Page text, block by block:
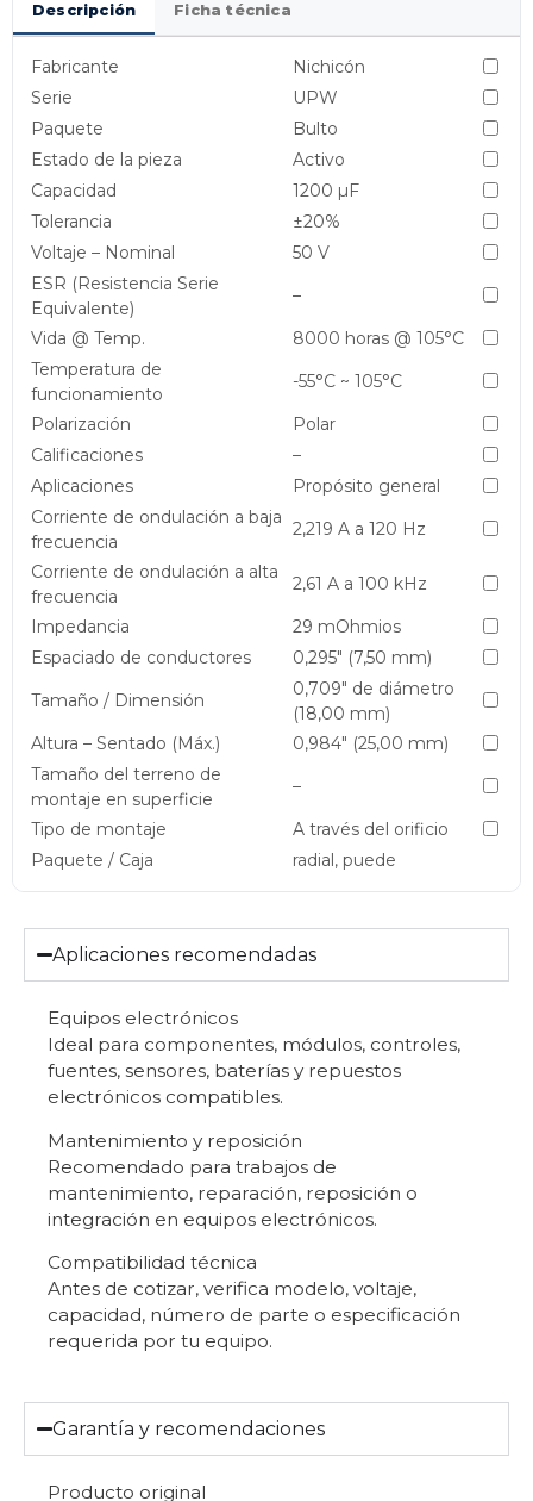
Descripción Ficha técnica
Fabricante
Nichicón
Serie
UPW
Paquete
Bulto
Estado de la pieza
Activo
Capacidad
1200 µF
Tolerancia
±20%
Voltaje – Nominal
50 V
ESR (Resistencia Serie
Equivalente)
–
Vida @ Temp.
8000 horas @ 105°C
Temperatura de
funcionamiento
-55°C ~ 105°C
Polarización
Polar
Calificaciones
–
Aplicaciones
Propósito general
Corriente de ondulación a baja
frecuencia
2,219 A a 120 Hz
Corriente de ondulación a alta
frecuencia
2,61 A a 100 kHz
Impedancia
29 mOhmios
Espaciado de conductores
0,295″ (7,50 mm)
Tamaño / Dimensión
0,709″ de diámetro
(18,00 mm)
Altura – Sentado (Máx.)
0,984″ (25,00 mm)
Tamaño del terreno de
montaje en superficie
–
Tipo de montaje
A través del orificio
Paquete / Caja
radial, puede
Aplicaciones recomendadas
Equipos electrónicos
Ideal para componentes, módulos, controles,
fuentes, sensores, baterías y repuestos
electrónicos compatibles.
Mantenimiento y reposición
Recomendado para trabajos de
mantenimiento, reparación, reposición o
integración en equipos electrónicos.
Compatibilidad técnica
Antes de cotizar, verifica modelo, voltaje,
capacidad, número de parte o especificación
requerida por tu equipo.
Garantía y recomendaciones
Producto original